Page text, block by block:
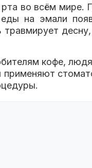
во всём мире.
на эмали
кофе,